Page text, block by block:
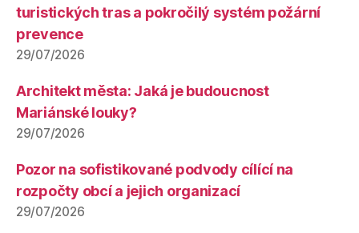
turistických tras a pokročilý systém požární
prevence
29/07/2026
Architekt města: Jaká je budoucnost
Mariánské louky?
29/07/2026
Pozor na sofistikované podvody cílící na
rozpočty obcí a jejich organizací
29/07/2026